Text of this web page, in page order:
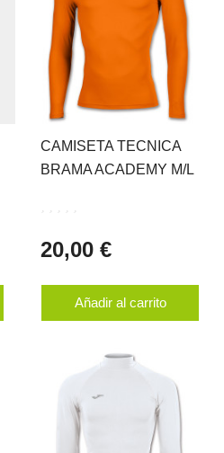
CAMISETA TECNICA
BRAMA ACADEMY M/L
20,00 €
Añadir al carrito